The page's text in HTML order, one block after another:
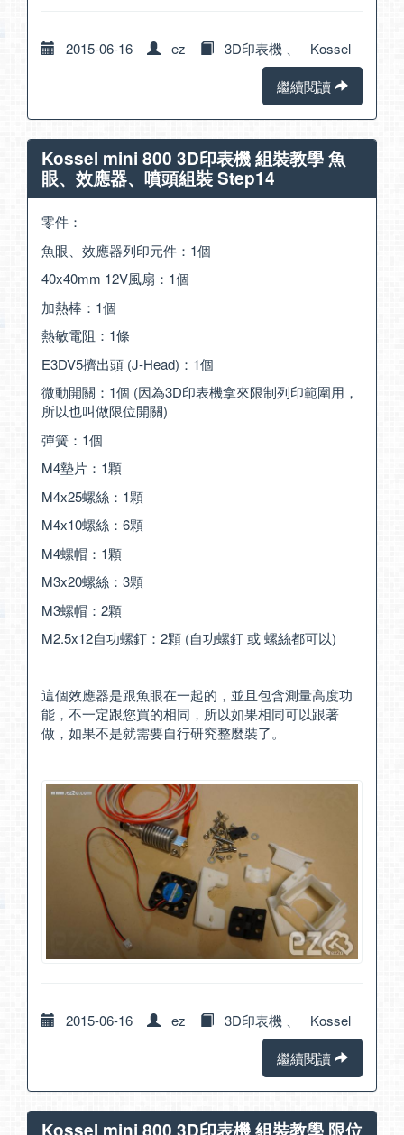
2015-06-16 ez 3D印表機
Kossel
繼續閱讀
Kossel mini 800 3D印表機 組裝教學 魚
眼、效應器、噴頭組裝 Step14
零件：
魚眼、效應器列印元件：1個
40x40mm 12V風扇：1個
加熱棒：1個
熱敏電阻：1條
E3DV5擠出頭 (J-Head)：1個
微動開關：1個 (因為3D印表機拿來限制列印範圍用，
所以也叫做限位開關)
彈簧：1個
M4墊片：1顆
M4x25螺絲：1顆
M4x10螺絲：6顆
M4螺帽：1顆
M3x20螺絲：3顆
M3螺帽：2顆
M2.5x12自功螺釘：2顆 (自功螺釘 或 螺絲都可以)
這個效應器是跟魚眼在一起的，並且包含測量高度功
能，不一定跟您買的相同，所以如果相同可以跟著
做，如果不是就需要自行研究整麼裝了。
2015-06-16 ez 3D印表機 、 Kossel
繼續閱讀